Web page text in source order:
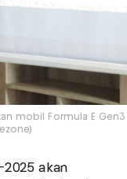
mobil Formula E Gen3
2025 akan